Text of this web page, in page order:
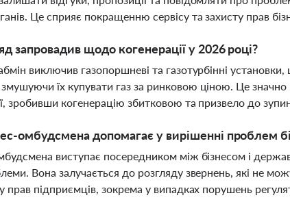
Це сприяє покращенню сервісу та захисту прав
запровадив щодо когенерації у 2026 році?
виключив газопоршневі та газотурбінні
їх купувати газ за ринковою ціною. Це значно
зробивши когенерацію збитковою та призвело до
омбудсмена допомагає у вирішенні проблем
виступає посередником між бізнесом і
Вона залучається до розгляду звернень, які не
прав підприємців, зокрема у випадках порушень